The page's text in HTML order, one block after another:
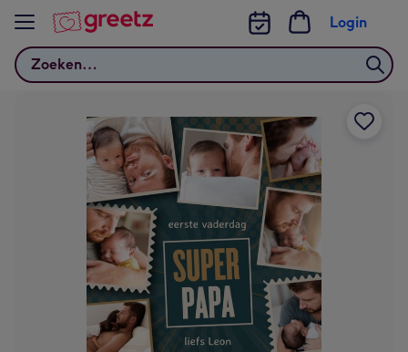
Bekijk meer
Zoeken
Login